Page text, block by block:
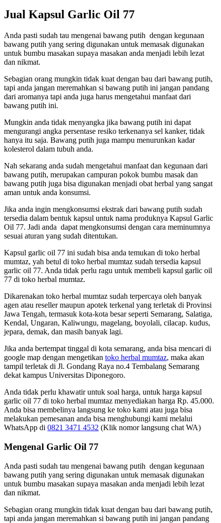
Jual Kapsul Garlic Oil 77
Anda pasti sudah tau mengenai bawang putih dengan kegunaan
bawang putih yang sering digunakan untuk memasak digunakan
untuk bumbu masakan supaya masakan anda menjadi lebih lezat
dan nikmat.
Sebagian orang mungkin tidak kuat dengan bau dari bawang putih,
tapi anda jangan meremahkan si bawang putih ini jangan pandang
dari aromanya tapi anda juga harus mengetahui manfaat dari
bawang putih ini.
Mungkin anda tidak menyangka jika bawang putih ini dapat
mengurangi angka persentase resiko terkenanya sel kanker, tidak
hanya itu saja. Bawang putih juga mampu menurunkan kadar
kolesterol dalam tubuh anda.
Nah sekarang anda sudah mengetahui manfaat dan kegunaan dari
bawang putih, merupakan campuran pokok bumbu masak dan
bawang putih juga bisa digunakan menjadi obat herbal yang sangat
aman untuk anda konsumsi.
Jika anda ingin mengkonsumsi ekstrak dari bawang putih sudah
tersedia dalam bentuk kapsul untuk nama produknya Kapsul Garlic
Oil 77. Jadi anda dapat mengkonsumsi dengan cara meminumnya
sesuai aturan yang sudah ditentukan.
Kapsul garlic oil 77 ini sudah bisa anda temukan di toko herbal
mumtaz, yah betul di toko herbal mumtaz sudah tersedia kapsul
garlic oil 77. Anda tidak perlu ragu untuk membeli kapsul garlic oil
77 di toko herbal mumtaz.
Dikarenakan toko herbal mumtaz sudah terpercaya oleh banyak
agen atau reseller maupun apotek terkenal yang terletak di Provinsi
Jawa Tengah, termasuk kota-kota besar seperti Semarang, Salatiga,
Kendal, Ungaran, Kaliwungu, magelang, boyolali, cilacap. kudus,
jepara, demak, dan masih banyak lagi.
Jika anda bertempat tinggal di kota semarang, anda bisa mencari di
google map dengan mengetikan toko herbal mumtaz, maka akan
tampil terletak di Jl. Gondang Raya no.4 Tembalang Semarang
dekat kampus Universitas Diponegoro.
Anda tidak perlu khawatir untuk soal harga, untuk harga kapsul
garlic oil 77 di toko herbal mumtaz menyediakan harga Rp. 45.000.
Anda bisa membelinya langsung ke toko kami atau juga bisa
melakukan pemesanan anda bisa menghubungi kami melalui
WhatsApp di 0821 3471 4532 (Klik nomor langsung chat WA)
Mengenal Garlic Oil 77
Anda pasti sudah tau mengenai bawang putih dengan kegunaan
bawang putih yang sering digunakan untuk memasak digunakan
untuk bumbu masakan supaya masakan anda menjadi lebih lezat
dan nikmat.
Sebagian orang mungkin tidak kuat dengan bau dari bawang putih,
tapi anda jangan meremahkan si bawang putih ini jangan pandang